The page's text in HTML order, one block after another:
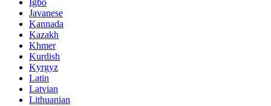
Igbo
Javanese
Kannada
Kazakh
Khmer
Kurdish
Kyrgyz
Latin
Latvian
Lithuanian